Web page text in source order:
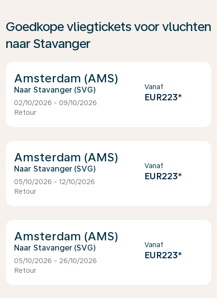
Goedkope vliegtickets voor vluchten
naar Stavanger
Amsterdam (AMS)
Stavanger (SVG)
02/10/2026 - 09/10/2026
Retour
Vanaf
EUR223*
Amsterdam (AMS)
Stavanger (SVG)
05/10/2026 - 12/10/2026
Retour
Vanaf
EUR223*
Amsterdam (AMS)
Stavanger (SVG)
05/10/2026 - 26/10/2026
Retour
Vanaf
EUR223*